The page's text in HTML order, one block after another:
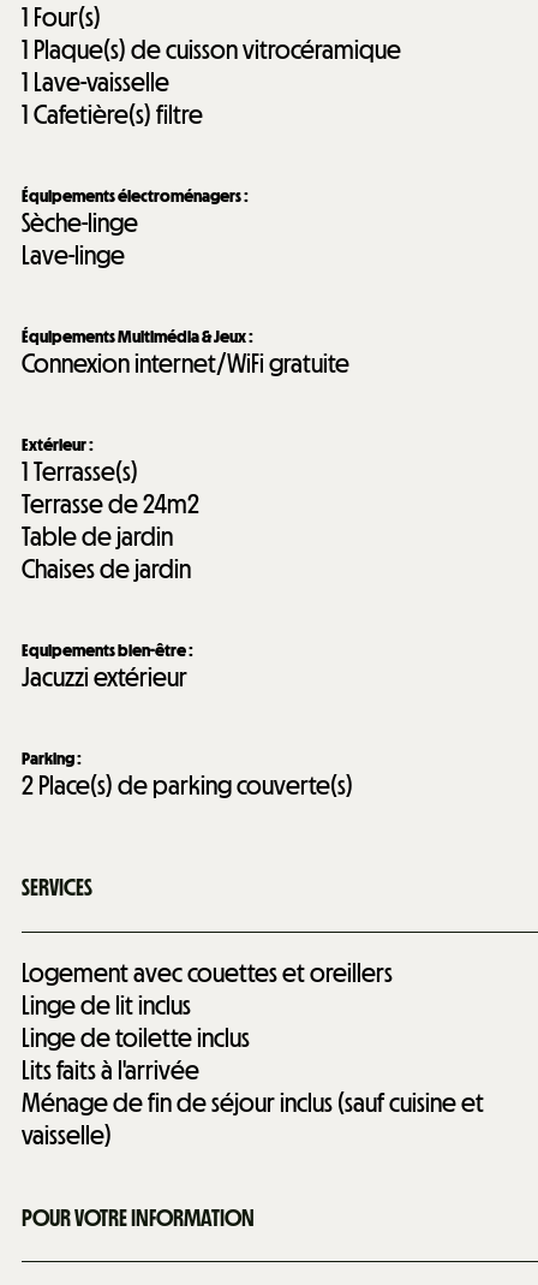
1 Four(s)
1 Plaque(s) de cuisson vitrocéramique
1 Lave-vaisselle
1Cafetière(s) filtre
Équipements électroménagers:
Sèche-linge
Lave-linge
Équipements Multimédia & Jeux:
Connexion internet/WiFi gratuite
Extérieur:
1Terrasse(s)
Terrasse de24m2
Table de jardin
Chaises de jardin
Equipements bien-être:
Jacuzzi extérieur
Parking:
2Place(s) de parking couverte(s)
SERVICES
Logement avec couettes et oreillers
Linge de lit inclus
Linge de toilette inclus
Lits faits à l'arrivée
Ménage de fin de séjour inclus (sauf cuisine et
vaisselle)
POUR VOTRE INFORMATION